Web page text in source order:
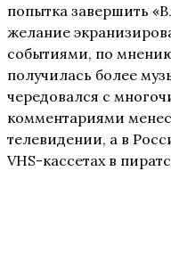
попытка завершить
желание
событиями, по
получилась более
чередовался с
комментариями
телевидении, а в
VHS-кассетах в